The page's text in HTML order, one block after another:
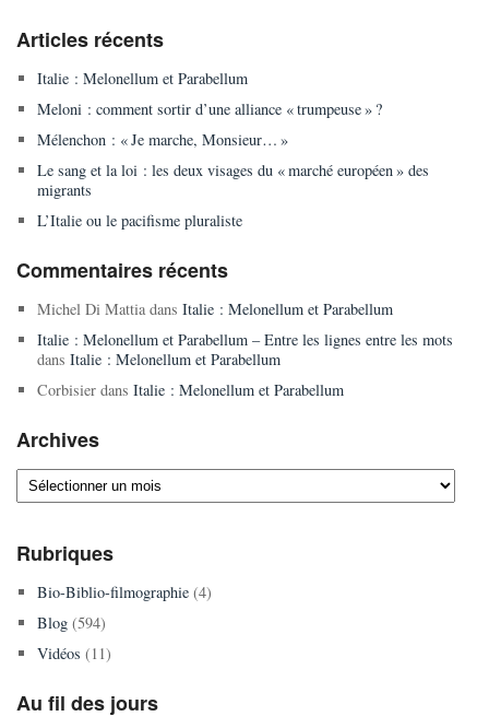
Articles récents
Italie : Melonellum et Parabellum
Meloni : comment sortir d’une alliance « trumpeuse » ?
Mélenchon : « Je marche, Monsieur… »
Le sang et la loi : les deux visages du « marché européen » des
migrants
L’Italie ou le pacifisme pluraliste
Commentaires récents
Michel Di Mattiadans Italie : Melonellum et Parabellum
Italie : Melonellum et Parabellum – Entre les lignes entre les mots
dans Italie : Melonellum et Parabellum
Corbisierdans Italie : Melonellum et Parabellum
Archives
Archives
Rubriques
Bio-Biblio-filmographie(4)
Blog(594)
Vidéos (11)
Au fil des jours